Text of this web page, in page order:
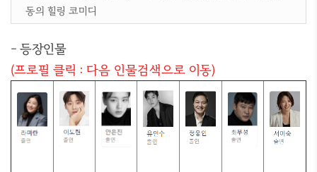
동의 힐링 코미디
- 등장인물
(프로필 클릭 : 다음 인물검색으로 이동)